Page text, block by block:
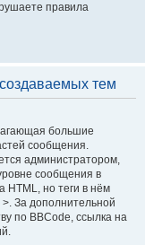
правила
тем
большие
сообщения.
администратором,
сообщения в
HTML, но теги в нём
>. За дополнительной
по BBCode, ссылка на